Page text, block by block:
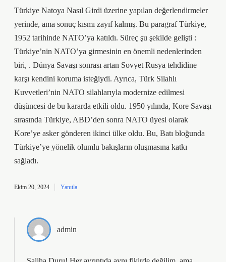
Türkiye Natoya Nasıl Girdi üzerine yapılan değerlendirmeler
yerinde, ama sonuç kısmı zayıf kalmış. Bu paragraf Türkiye,
1952 tarihinde NATO’ya katıldı. Süreç şu şekilde gelişti :
Türkiye’nin NATO’ya girmesinin en önemli nedenlerinden
biri, . Dünya Savaşı sonrası artan Sovyet Rusya tehdidine
karşı kendini koruma isteğiydi. Ayrıca, Türk Silahlı
Kuvvetleri’nin NATO silahlarıyla modernize edilmesi
düşüncesi de bu kararda etkili oldu. 1950 yılında, Kore Savaşı
sırasında Türkiye, ABD’den sonra NATO üyesi olarak
Kore’ye asker gönderen ikinci ülke oldu. Bu, Batı bloğunda
Türkiye’ye yönelik olumlu bakışların oluşmasına katkı
sağladı.
Ekim 20, 2024 Yanıtla
admin